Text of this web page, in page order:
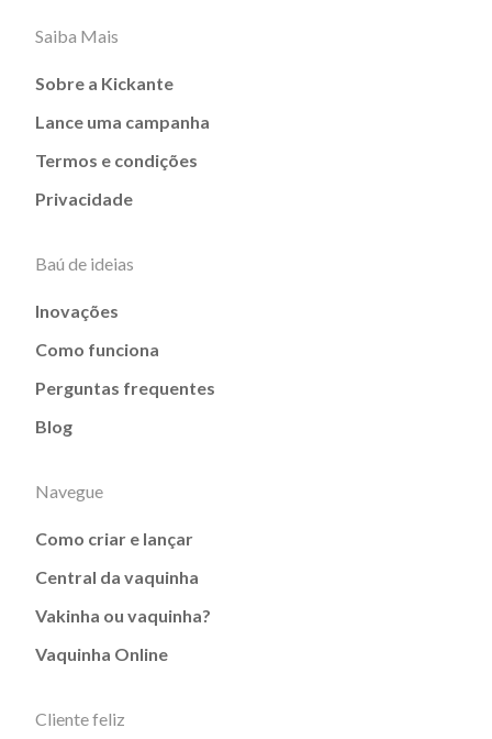
Saiba Mais
Sobre a Kickante
Lance uma campanha
Termos e condições
Privacidade
Baú de ideias
Inovações
Como funciona
Perguntas frequentes
Blog
Navegue
Como criar e lançar
Central da vaquinha
Vakinha ou vaquinha?
Vaquinha Online
Cliente feliz